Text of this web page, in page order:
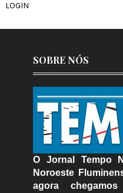
LOGIN
SOBRE NÓS
O Jornal Tempo
Noroeste
agora